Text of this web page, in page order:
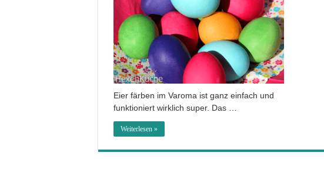
Eier färben im Varoma ist ganz einfach und
funktioniert wirklich super. Das …
Weiterlesen »